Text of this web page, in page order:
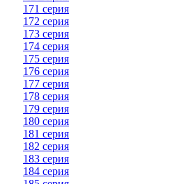
171 серия
172 серия
173 серия
174 серия
175 серия
176 серия
177 серия
178 серия
179 серия
180 серия
181 серия
182 серия
183 серия
184 серия